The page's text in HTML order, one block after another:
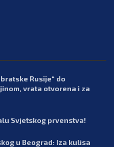
Rusije“ do
vrata otvorena i za
Svjetskog prvenstva!
u Beograd: Iza kulisa